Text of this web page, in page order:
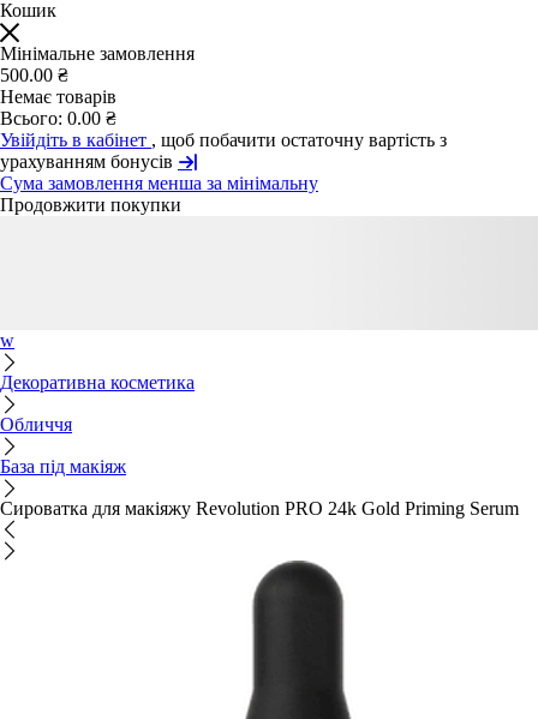
Кошик
Мінімальне замовлення
500.00 ₴
Немає товарів
Всього: 0.00 ₴
Увійдіть в кабінет , щоб побачити остаточну вартість з
урахуванням бонусів
Сума замовлення менша за мінімальну
Продовжити покупки
w
Декоративна косметика
Обличчя
База під макіяж
Сироватка для макіяжу Revolution PRO 24k Gold Priming Serum